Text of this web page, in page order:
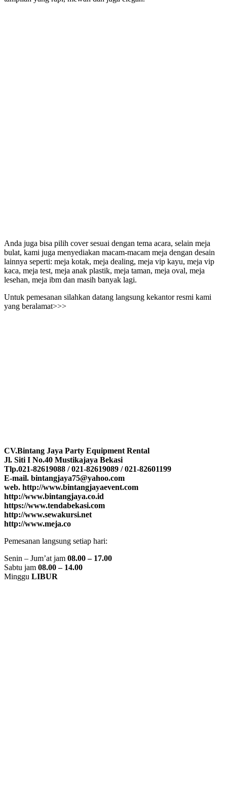
Anda juga bisa pilih cover sesuai dengan tema acara, selain meja
bulat, kami juga menyediakan macam-macam meja dengan desain
lainnya seperti: meja kotak, meja dealing, meja vip kayu, meja vip
kaca, meja test, meja anak plastik, meja taman, meja oval, meja
lesehan, meja ibm dan masih banyak lagi.
Untuk pemesanan silahkan datang langsung kekantor resmi kami
yang beralamat>>>
CV.Bintang Jaya Party Equipment Rental
Jl. Siti I No.40 Mustikajaya Bekasi
Tlp.021-82619088 / 021-82619089 / 021-82601199
E-mail. bintangjaya75@yahoo.com
web. http://www.bintangjayaevent.com
http://www.bintangjaya.co.id
https://www.tendabekasi.com
http://www.sewakursi.net
http://www.meja.co
Pemesanan langsung setiap hari:
Senin – Jum’at jam 08.00 – 17.00
Sabtu jam 08.00 – 14.00
Minggu LIBUR